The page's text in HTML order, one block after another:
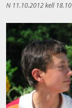
N 11.10.2012 kell 18.10